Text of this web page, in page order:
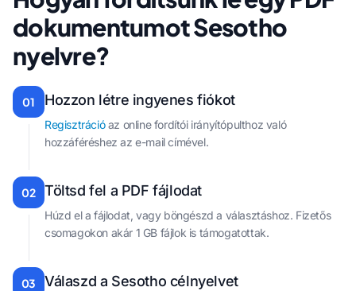
dokumentumot Sesotho
nyelvre?
01 Hozzon létre ingyenes fiókot
Regisztrációaz online fordítói irányítópulthoz való
hozzáféréshez az e-mail címével.
02 Töltsd fel a PDF fájlodat
Húzd el a fájlodat, vagy böngészd a választáshoz. Fizetős
csomagokon akár 1 GB fájlok is támogatottak.
03 Válaszd a Sesotho célnyelvet